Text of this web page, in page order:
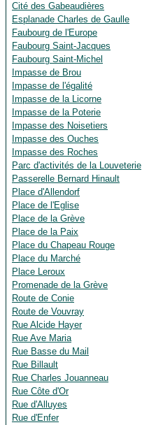
Cité des Gabeaudières
Esplanade Charles de Gaulle
Faubourg de l'Europe
Faubourg Saint-Jacques
Faubourg Saint-Michel
Impasse de Brou
Impasse de l'égalité
Impasse de la Licorne
Impasse de la Poterie
Impasse des Noisetiers
Impasse des Ouches
Impasse des Roches
Parc d'activités de la Louveterie
Passerelle Bernard Hinault
Place d'Allendorf
Place de l'Eglise
Place de la Grève
Place de la Paix
Place du Chapeau Rouge
Place du Marché
Place Leroux
Promenade de la Grève
Route de Conie
Route de Vouvray
Rue Alcide Hayer
Rue Ave Maria
Rue Basse du Mail
Rue Billault
Rue Charles Jouanneau
Rue Côte d'Or
Rue d'Alluyes
Rue d'Enfer